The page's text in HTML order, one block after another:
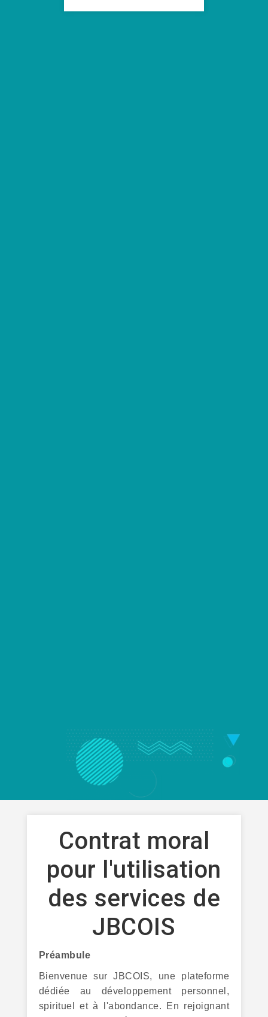
Contrat moral
pour l'utilisation
des services de
JBCOIS
Préambule
Bienvenue sur JBCOIS, une plateforme
dédiée au développement personnel,
spirituel et à l'abondance. En rejoignant